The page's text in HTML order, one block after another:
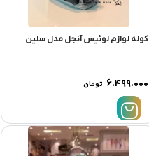
کوله لوازم لوئیس آنجل مدل سلین
۶.۴۹۹.۰۰۰ تومان